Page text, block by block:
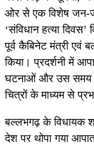
ओर से एक विशेष जन-
‘संविधान हत्या
पूर्व कैबिनेट मंत्री एवं
किया। प्रदर्शनी में
घटनाओं और उस समय
चित्रों के माध्यम से
बल्लभगढ़ के विधायक
देश पर थोपा गया